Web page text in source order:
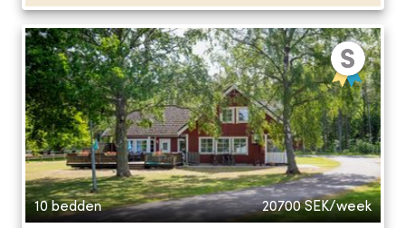
10 bedden 20700 SEK/week